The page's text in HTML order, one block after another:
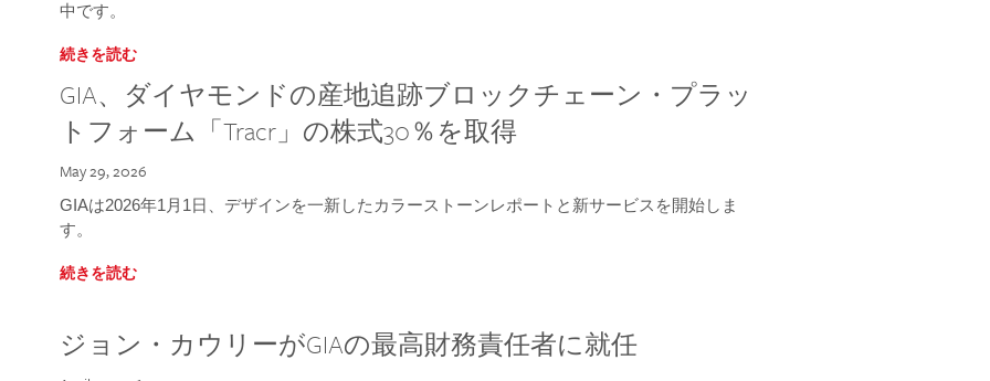
中です。
続きを読む
GIA、ダイヤモンドの産地追跡ブロックチェーン・プラッ
トフォーム「Tracr」の株式30％を取得
May 29, 2026
GIAは2026年1月1日、デザインを一新したカラーストーンレポートと新サービスを開始しま
す。
続きを読む
ジョン・カウリーがGIAの最高財務責任者に就任